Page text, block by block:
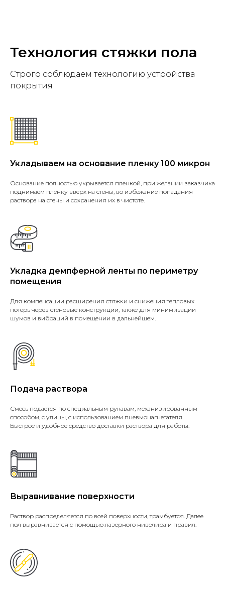
Технология стяжки пола
Строго соблюдаем технологию устройства
покрытия
Укладываем на основание пленку 100 микрон
Основание полностью укрывается пленкой, при желании заказчика
поднимаем пленку вверх на стены, во избежание попадания
раствора на стены и сохранения их в чистоте.
Укладка демпферной ленты по периметру
помещения
Для компенсации расширения стяжки и снижения тепловых
потерь через стеновые конструкции, также для минимизации
шумов и вибраций в помещении в дальнейшем.
Подача раствора
Смесь подается по специальным рукавам, механизированным
способом, с улицы, с использованием пневмонагнетателя.
Быстрое и удобное средство доставки раствора для работы.
Выравнивание поверхности
Раствор распределяется по всей поверхности, трамбуется. Далее
пол выравнивается с помощью лазерного нивелира и правил.